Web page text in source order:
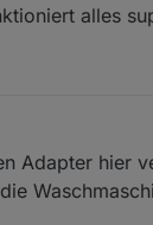
alles
Adapter hier